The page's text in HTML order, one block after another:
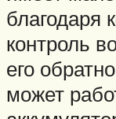
благодаря
контроль
его
может